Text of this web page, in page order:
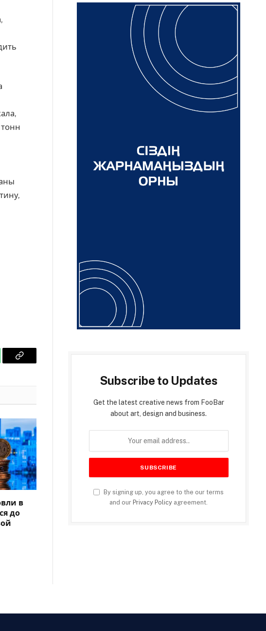
Copy
в
до
Subscribe to Updates
Get the latest creative news from FooBar
about art, design and business.
By signing up, you agree to the our terms
and our Privacy Policy agreement.